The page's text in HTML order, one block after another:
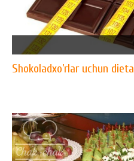
Shokoladxo’rlar uchun dieta